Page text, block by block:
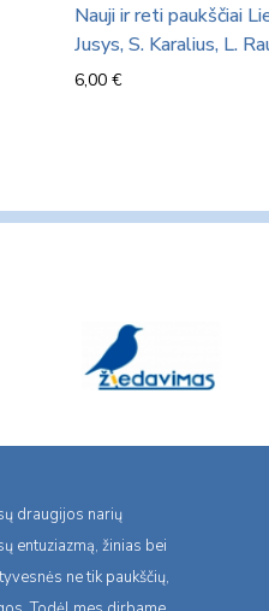
Nauji ir reti paukščiai
Jusys, S. Karalius, L.
6,00 €
draugijos narių
entuziazmą, žinias bei
ne tik paukščių,